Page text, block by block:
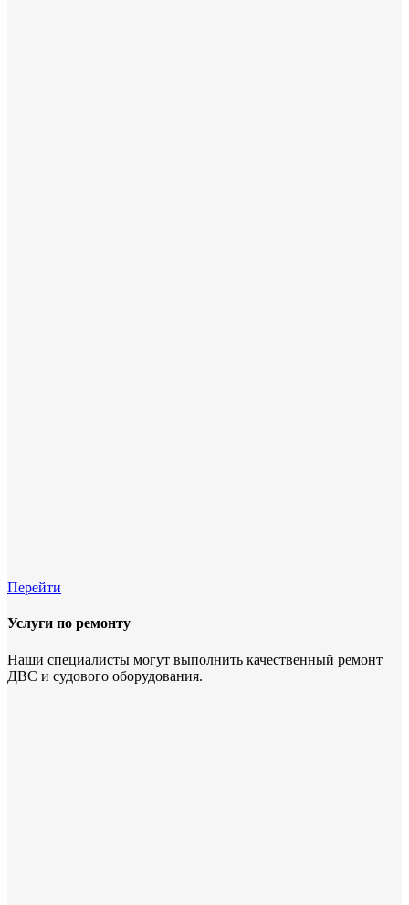
Перейти
Услуги по ремонту
Наши специалисты могут выполнить качественный ремонт
ДВС и судового оборудования.